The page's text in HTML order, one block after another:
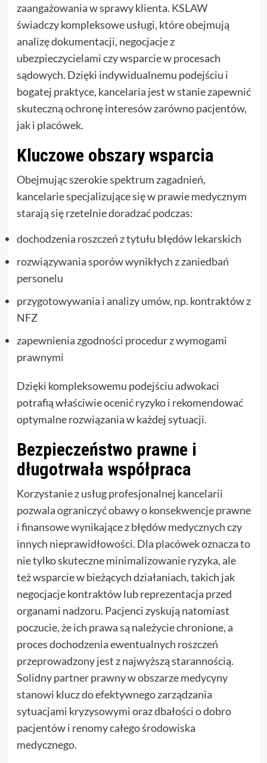
zaangażowania w sprawy klienta. KSLAW
świadczy kompleksowe usługi, które obejmują
analizę dokumentacji, negocjacje z
ubezpieczycielami czy wsparcie w procesach
sądowych. Dzięki indywidualnemu podejściu i
bogatej praktyce, kancelaria jest w stanie zapewnić
skuteczną ochronę interesów zarówno pacjentów,
jak i placówek.
Kluczowe obszary wsparcia
Obejmując szerokie spektrum zagadnień,
kancelarie specjalizujące się w prawie medycznym
starają się rzetelnie doradzać podczas:
dochodzenia roszczeń z tytułu błędów lekarskich
rozwiązywania sporów wynikłych z zaniedbań
personelu
przygotowywania i analizy umów, np. kontraktów z
NFZ
zapewnienia zgodności procedur z wymogami
prawnymi
Dzięki kompleksowemu podejściu adwokaci
potrafią właściwie ocenić ryzyko i rekomendować
optymalne rozwiązania w każdej sytuacji.
Bezpieczeństwo prawne i
długotrwała współpraca
Korzystanie z usług profesjonalnej kancelarii
pozwala ograniczyć obawy o konsekwencje prawne
i finansowe wynikające z błędów medycznych czy
innych nieprawidłowości. Dla placówek oznacza to
nie tylko skuteczne minimalizowanie ryzyka, ale
też wsparcie w bieżących działaniach, takich jak
negocjacje kontraktów lub reprezentacja przed
organami nadzoru. Pacjenci zyskują natomiast
poczucie, że ich prawa są należycie chronione, a
proces dochodzenia ewentualnych roszczeń
przeprowadzony jest z najwyższą starannością.
Solidny partner prawny w obszarze medycyny
stanowi klucz do efektywnego zarządzania
sytuacjami kryzysowymi oraz dbałości o dobro
pacjentów i renomy całego środowiska
medycznego.